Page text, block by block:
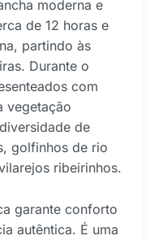
moderna e
de 12 horas e
partindo às
Durante o
com
vegetação
de
golfinhos de rio
ribeirinhos.
garante conforto
autêntica. É uma